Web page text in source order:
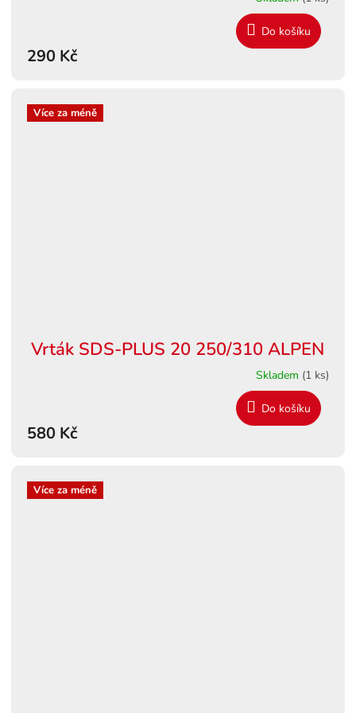
290 Kč
Do košíku
Více za méně
Vrták SDS-PLUS 20 250/310 ALPEN
Skladem (1 ks)
580 Kč
Do košíku
Více za méně